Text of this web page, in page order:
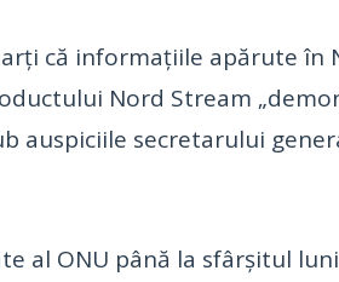
că informaţiile apărute în
Nord Stream
auspiciile secretarului
al ONU până la sfârşitul